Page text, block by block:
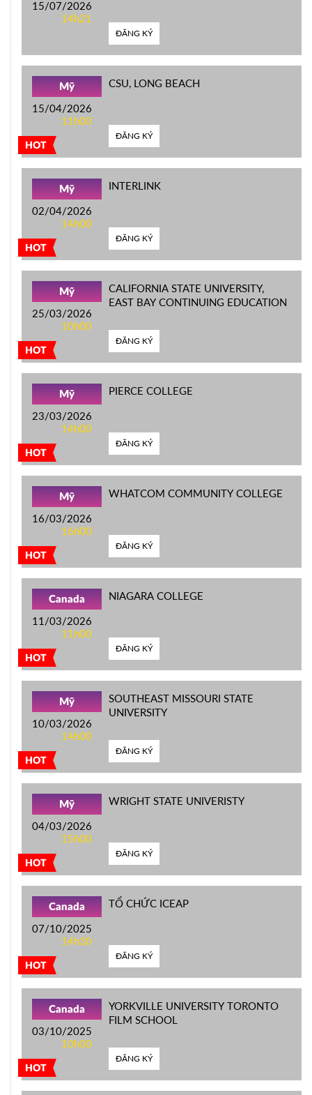
15/07/2026
14h21
ĐĂNG KÝ
HOT
Mỹ
15/04/2026
11h00
CSU, LONG BEACH
ĐĂNG KÝ
HOT
Mỹ
02/04/2026
14h00
INTERLINK
ĐĂNG KÝ
HOT
Mỹ
25/03/2026
10h00
CALIFORNIA STATE UNIVERSITY,
EAST BAY CONTINUING EDUCATION
ĐĂNG KÝ
HOT
Mỹ
23/03/2026
14h00
PIERCE COLLEGE
ĐĂNG KÝ
HOT
Mỹ
16/03/2026
16h00
WHATCOM COMMUNITY COLLEGE
ĐĂNG KÝ
HOT
Canada
11/03/2026
11h00
NIAGARA COLLEGE
ĐĂNG KÝ
HOT
Mỹ
10/03/2026
14h00
SOUTHEAST MISSOURI STATE
UNIVERSITY
ĐĂNG KÝ
HOT
Mỹ
04/03/2026
15h00
WRIGHT STATE UNIVERISTY
ĐĂNG KÝ
HOT
Canada
07/10/2025
14h30
TỔ CHỨC ICEAP
ĐĂNG KÝ
HOT
Canada
03/10/2025
10h00
YORKVILLE UNIVERSITY TORONTO
FILM SCHOOL
ĐĂNG KÝ